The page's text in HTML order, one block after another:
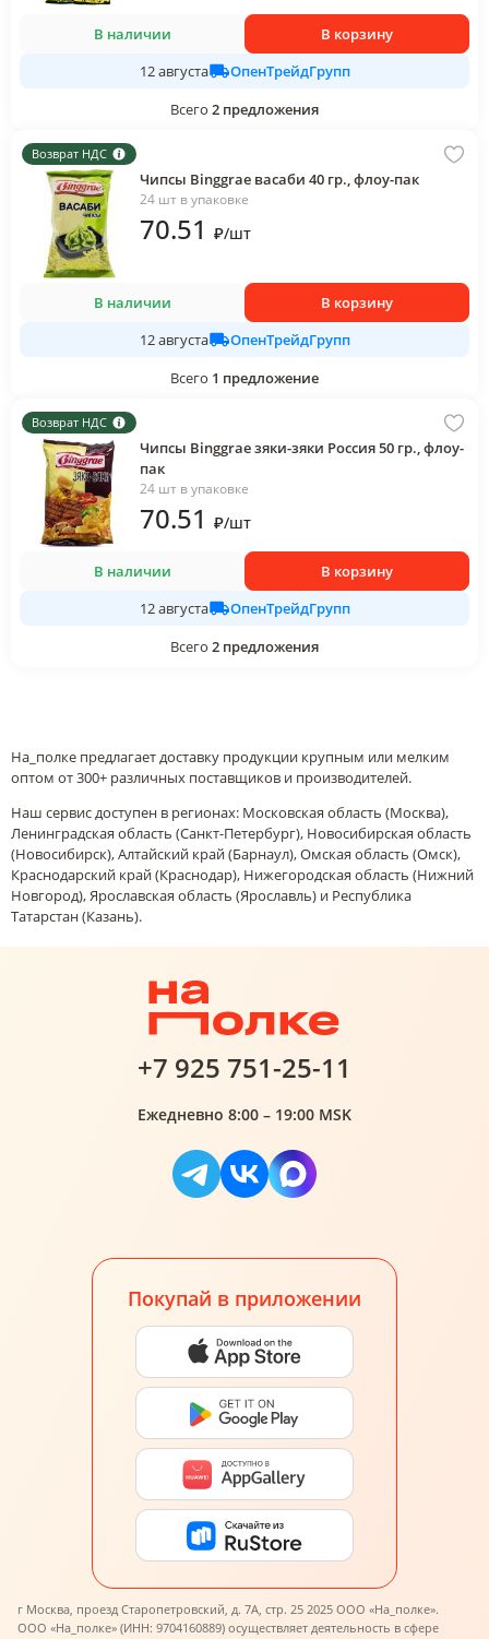
В наличии
В корзину
12 августа
ОпенТрейдГрупп
Всего 2 предложения
Возврат НДС
Чипсы Binggrae васаби 40 гр., флоу-пак
24 шт в упаковке
70.51 ₽/шт
В наличии
В корзину
12 августа
ОпенТрейдГрупп
Всего 1 предложение
Возврат НДС
Чипсы Binggrae зяки-зяки Россия 50 гр., флоу-
пак
24 шт в упаковке
70.51 ₽/шт
В наличии
В корзину
12 августа
ОпенТрейдГрупп
Всего 2 предложения
На_полке предлагает доставку продукции крупным или мелким
оптом от 300+ различных поставщиков и производителей.
Наш сервис доступен в регионах: Московская область (Москва),
Ленинградская область (Санкт-Петербург), Новосибирская область
(Новосибирск), Алтайский край (Барнаул), Омская область (Омск),
Краснодарский край (Краснодар), Нижегородская область (Нижний
Новгород), Ярославская область (Ярославль) и Республика
Татарстан (Казань).
+7 925 751-25-11
Ежедневно 8:00 – 19:00 MSK
Покупай в приложении
г Москва, проезд Старопетровский, д. 7А, стр. 25 2025 ООО «На_полке».
ООО «На_полке» (ИНН: 9704160889) осуществляет деятельность в сфере